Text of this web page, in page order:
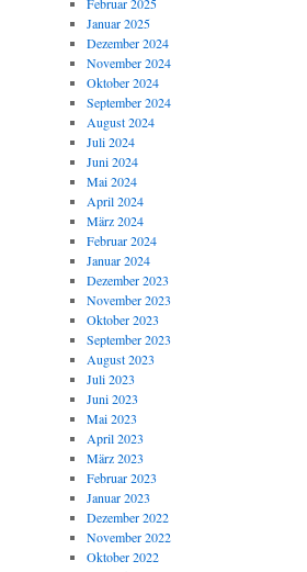
Januar 2025
Dezember 2024
November 2024
Oktober 2024
September 2024
August 2024
Juli 2024
Juni 2024
Mai 2024
April 2024
März 2024
Februar 2024
Januar 2024
Dezember 2023
November 2023
Oktober 2023
September 2023
August 2023
Juli 2023
Juni 2023
Mai 2023
April 2023
März 2023
Februar 2023
Januar 2023
Dezember 2022
November 2022
Oktober 2022